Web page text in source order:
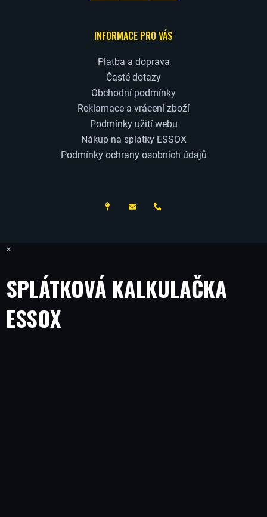
INFORMACE PRO VÁS
Platba a doprava
Časté dotazy
Obchodní podmínky
Reklamace a vrácení zboží
Podmínky užití webu
Nákup na splátky ESSOX
Podmínky ochrany osobních údajů
×
SPLÁTKOVÁ KALKULAČKA
ESSOX